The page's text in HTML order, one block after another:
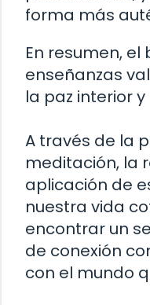
forma más
En resumen,
enseñanzas
la paz interior
A través de la
meditación, la
aplicación de
nuestra vida
encontrar un
de conexión
con el mundo